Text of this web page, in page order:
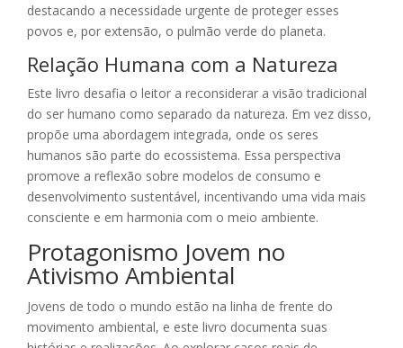
destacando a necessidade urgente de proteger esses
povos e, por extensão, o pulmão verde do planeta.
Relação Humana com a Natureza
Este livro desafia o leitor a reconsiderar a visão tradicional
do ser humano como separado da natureza. Em vez disso,
propõe uma abordagem integrada, onde os seres
humanos são parte do ecossistema. Essa perspectiva
promove a reflexão sobre modelos de consumo e
desenvolvimento sustentável, incentivando uma vida mais
consciente e em harmonia com o meio ambiente.
Protagonismo Jovem no
Ativismo Ambiental
Jovens de todo o mundo estão na linha de frente do
movimento ambiental, e este livro documenta suas